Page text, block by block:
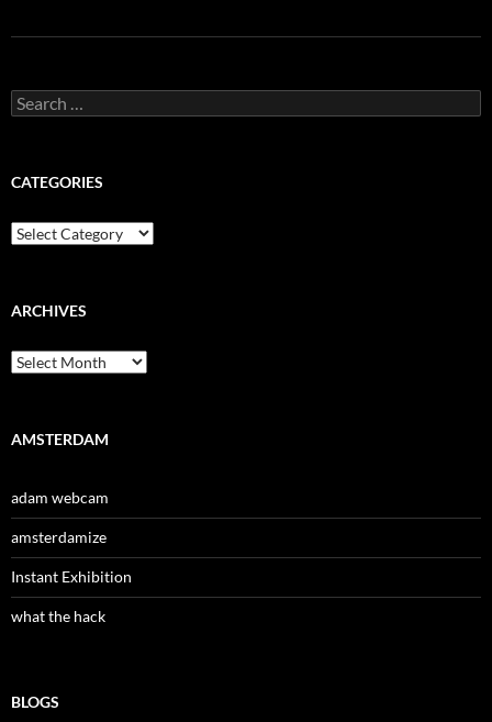
Search
for:
CATEGORIES
Categories
ARCHIVES
Archives
AMSTERDAM
adam webcam
amsterdamize
Instant Exhibition
what the hack
BLOGS